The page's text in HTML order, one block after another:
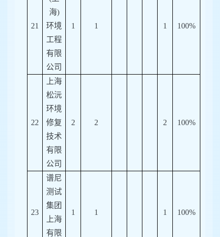
21
海)
环境
工程
有限
公司
1 1 1 100%
22
上海
松沅
环境
修复
技术
有限
公司
2 2 2 100%
23
谱尼
测试
集团
上海
有限
1 1 1 100%